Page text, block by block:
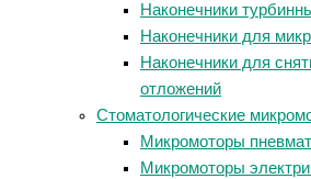
Наконечники
Наконечники для
Наконечники для
отложений
Стоматологические
Микромоторы
Микромоторы